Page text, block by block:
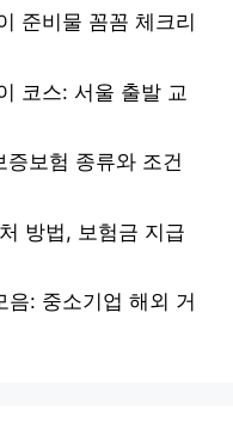
준비물 꼼꼼 체크리
코스: 서울 출발 교
보험 종류와 조건
방법, 보험금 지급
: 중소기업 해외 거